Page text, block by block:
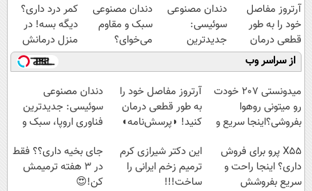
آرتروز مفاصل
خود را به طور
قطعی درمان
کنید!
◗پرسش‌نامه◖
دندان مصنوعی
سوئیسی:
جدیدترین
فناوری اروپا،
سبک و مقاوم |
پرداخت قسطی
دندان مصنوعی
سبک و مقاوم
می‌خوای؟
پرداخت اقساطی
هم داریم!😍 |
📍تهران
کمر درد داری؟
دیگه بسه! در
منزل درمانش
کن
(◀پرسش‌نامه)
از سراسر وب
میدونستی 207 خودت
رو میتونی روهوا
بفروشی؟اینجا سریع و
آرتروز مفاصل خود را
به طور قطعی درمان
کنید! ◗پرسش‌نامه◖
دندان مصنوعی
سوئیسی: جدیدترین
فناوری اروپا، سبک و
قسطی
X55 پرو برای فروش
داری؟ اینجا راحت و
سریع بفروشش
این دکتر شیرازی کرم
ترمیم زخم ایرانی را
ساخت!!!
جای بخیه داری؟؟ فقط
در 3 هفته ترمیمش
کن!😍